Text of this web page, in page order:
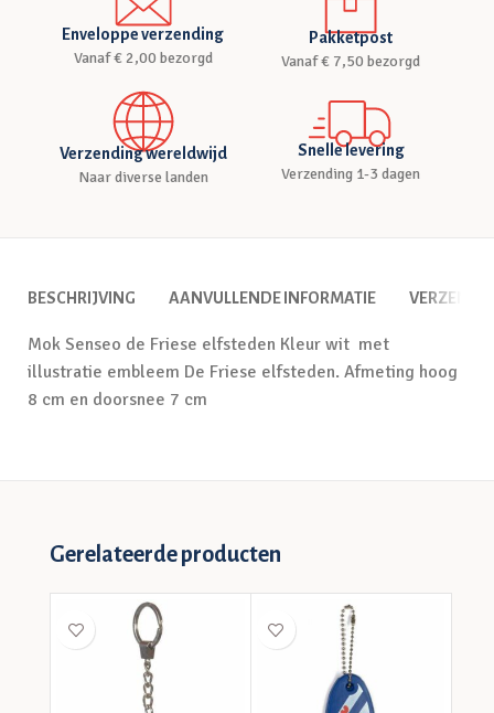
Enveloppe verzending
Vanaf € 2,00 bezorgd
Pakketpost
Vanaf € 7,50 bezorgd
Verzending wereldwijd
Naar diverse landen
Snelle levering
Verzending 1-3 dagen
BESCHRIJVING AANVULLENDE INFORMATIE
Mok Senseo de Friese elfsteden Kleur wit met
illustratie embleem De Friese elfsteden. Afmeting hoog
8 cm en doorsnee 7 cm
Gerelateerde producten